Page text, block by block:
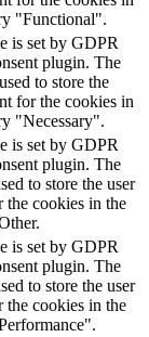
"Functional".
is set by GDPR
plugin. The
to store the
for the cookies in
"Necessary".
is set by GDPR
plugin. The
to store the user
the cookies in the
is set by GDPR
plugin. The
to store the user
the cookies in the